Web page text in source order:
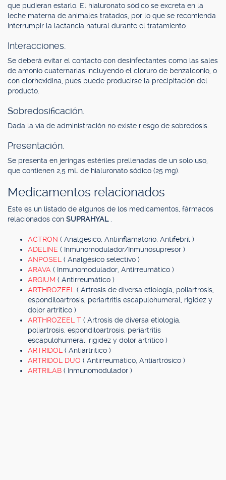
que pudieran estarlo. El hialuronato sódico se excreta en la
leche materna de animales tratados, por lo que se recomienda
interrumpir la lactancia natural durante el tratamiento.
Interacciones.
Se deberá evitar el contacto con desinfectantes como las sales
de amonio cuaternarias incluyendo el cloruro de benzalconio, o
con clorhexidina, pues puede producirse la precipitación del
producto.
Sobredosificación.
Dada la vía de administración no existe riesgo de sobredosis.
Presentación.
Se presenta en jeringas estériles prellenadas de un solo uso,
que contienen 2,5 mL de hialuronato sódico (25 mg).
Medicamentos relacionados
Este es un listado de algunos de los medicamentos, fármacos
relacionados con SUPRAHYAL
ACTRON ( Analgésico, Antiinflamatorio, Antifebril )
ADELINE ( Inmunomodulador/Inmunosupresor )
ANPOSEL ( Analgésico selectivo )
ARAVA ( Inmunomodulador, Antirreumático )
ARGIUM ( Antirreumático )
ARTHROZEEL ( Artrosis de diversa etiología, poliartrosis,
espondiloartrosis, periartritis escapulohumeral, rigidez y
dolor artrítico )
ARTHROZEEL T ( Artrosis de diversa etiología,
poliartrosis, espondiloartrosis, periartritis
escapulohumeral, rigidez y dolor artrítico )
ARTRIDOL ( Antiartrítico )
ARTRIDOL DUO ( Antirreumático, Antiartrósico )
ARTRILAB ( Inmunomodulador )